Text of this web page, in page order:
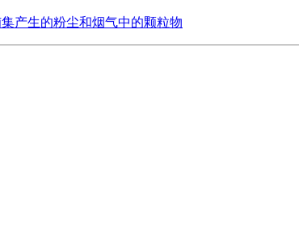
产生的粉尘和烟气中的颗粒物